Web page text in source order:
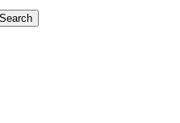
Search